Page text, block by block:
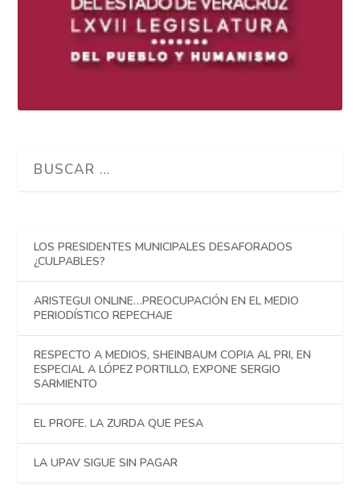
LOS PRESIDENTES MUNICIPALES DESAFORADOS
¿CULPABLES?
ARISTEGUI ONLINE…PREOCUPACIÓN EN EL MEDIO
PERIODÍSTICO REPECHAJE
RESPECTO A MEDIOS, SHEINBAUM COPIA AL PRI, EN
ESPECIAL A LÓPEZ PORTILLO, EXPONE SERGIO
SARMIENTO
EL PROFE. LA ZURDA QUE PESA
LA UPAV SIGUE SIN PAGAR